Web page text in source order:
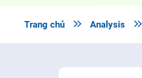
Trang chủ  Analysis 